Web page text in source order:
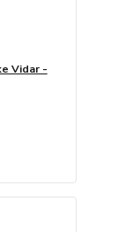
Vidar -